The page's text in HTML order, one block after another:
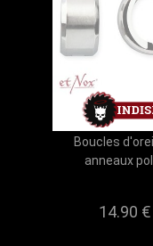
Boucles
anneaux
14.90 €